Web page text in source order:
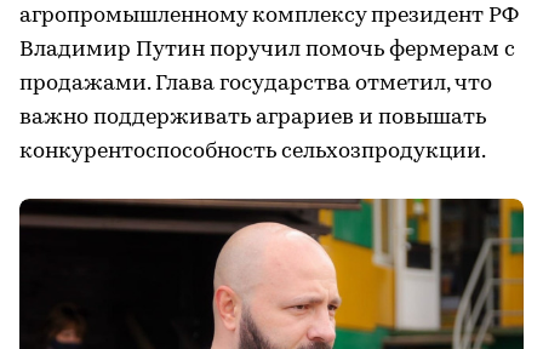
агропромышленному комплексу президент РФ
Владимир Путин поручил помочь фермерам с
продажами. Глава государства отметил, что
важно поддерживать аграриев и повышать
конкурентоспособность сельхозпродукции.